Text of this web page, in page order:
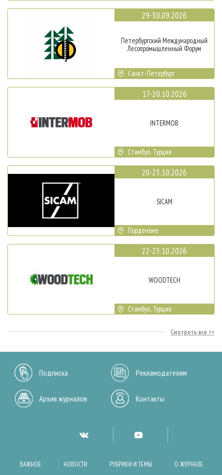
29-30.09.2026
Петербургский Международный
Лесопромышленный Форум
Санкт-Петербург
17-20.10.2026
INTERMOB
Стамбул, Турция
20-23.10.2026
SICAM
Порденоне
22-25.10.2026
WOODTECH
Стамбул, Турция
Смотреть все
Подписка Рекламодателям
Архив журналов Контакты
ВАЖНОЕ НОВОСТИ РУБРИКИ И ТЕМЫ О ЖУРНАЛЕ